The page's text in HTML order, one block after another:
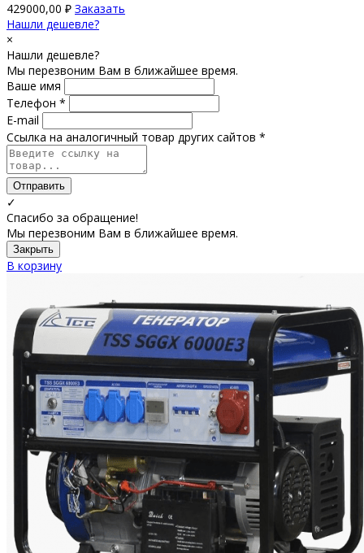
429000,00 ₽ Заказать
Нашли дешевле?
×
Нашли дешевле?
Мы перезвоним Вам в ближайшее время.
Ваше имя
Телефон *
E-mail
Ссылка на аналогичный товар других сайтов *
Отправить
✓
Спасибо за обращение!
Мы перезвоним Вам в ближайшее время.
Закрыть
В корзину